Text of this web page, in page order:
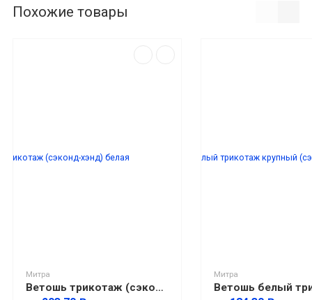
Похожие товары
Митра
Ветошь трикотаж (сэконд-хэнд) белая
Митра